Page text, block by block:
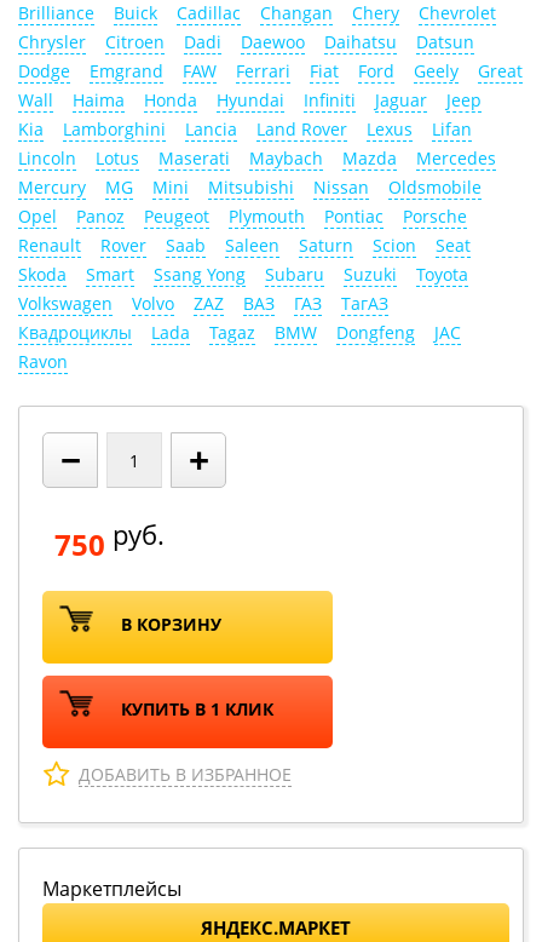
Brilliance
Buick Cadillac Changan Chery
Chevrolet
Chrysler
Citroen Dadi Daewoo Daihatsu
Datsun
Dodge
Emgrand FAW Ferrari Fiat Ford Geely
Great
Wall
Haima Honda Hyundai Infiniti Jaguar
Jeep
Kia
Lamborghini Lancia Land Rover Lexus
Lifan
Lincoln
Lotus Maserati Maybach Mazda
Mercedes
Mercury
MG Mini Mitsubishi Nissan
Oldsmobile
Opel
Panoz Peugeot Plymouth Pontiac
Porsche
Renault
Rover Saab Saleen Saturn Scion
Seat
Skoda
Smart Ssang Yong Subaru Suzuki
Toyota
Volkswagen
Volvo ZAZ ВАЗ ГАЗ
ТагАЗ
Квадроциклы
Lada Tagaz BMW Dongfeng
JAC
Ravon
− +
750 руб.
В КОРЗИНУ
КУПИТЬ В 1 КЛИК
ДОБАВИТЬ В ИЗБРАННОЕ
Маркетплейсы
ЯНДЕКС.МАРКЕТ